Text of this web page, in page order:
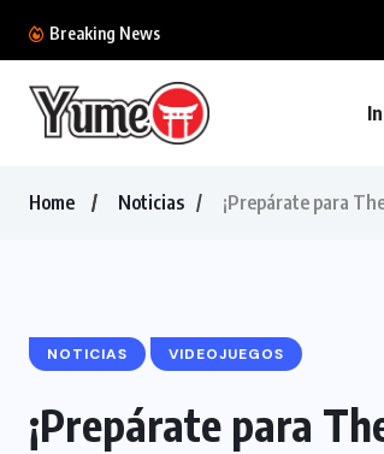
Breaking News
Home Noticias ¡Prepárate para
NOTICIAS VIDEOJUEGOS
¡Prepárate para